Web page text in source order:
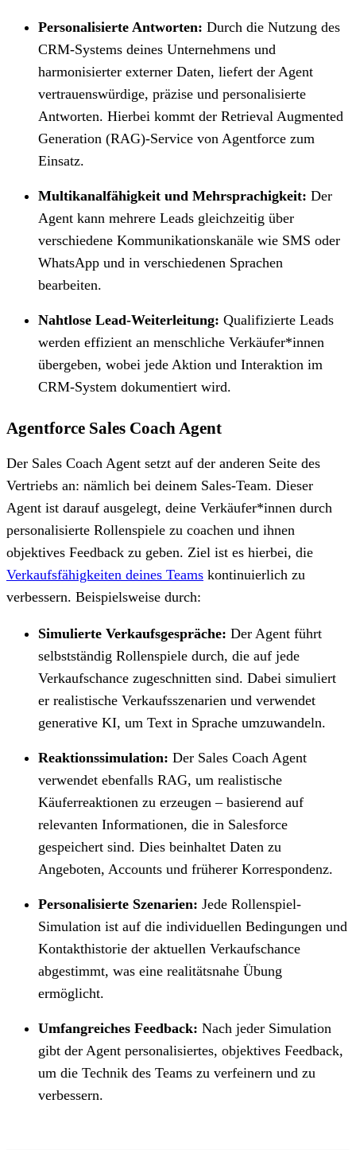
Personalisierte Antworten: Durch die Nutzung des
CRM-Systems deines Unternehmens und
harmonisierter externer Daten, liefert der Agent
vertrauenswürdige, präzise und personalisierte
Antworten. Hierbei kommt der Retrieval Augmented
Generation (RAG)-Service von Agentforce zum
Einsatz.
Multikanalfähigkeit und Mehrsprachigkeit: Der
Agent kann mehrere Leads gleichzeitig über
verschiedene Kommunikationskanäle wie SMS oder
WhatsApp und in verschiedenen Sprachen
bearbeiten.
Nahtlose Lead-Weiterleitung: Qualifizierte Leads
werden effizient an menschliche Verkäufer*innen
übergeben, wobei jede Aktion und Interaktion im
CRM-System dokumentiert wird.
Agentforce Sales Coach Agent
Der Sales Coach Agent setzt auf der anderen Seite des
Vertriebs an: nämlich bei deinem Sales-Team. Dieser
Agent ist darauf ausgelegt, deine Verkäufer*innen durch
personalisierte Rollenspiele zu coachen und ihnen
objektives Feedback zu geben. Ziel ist es hierbei, die
Verkaufsfähigkeiten deines Teams kontinuierlich zu
verbessern. Beispielsweise durch:
Simulierte Verkaufsgespräche: Der Agent führt
selbstständig Rollenspiele durch, die auf jede
Verkaufschance zugeschnitten sind. Dabei simuliert
er realistische Verkaufsszenarien und verwendet
generative KI, um Text in Sprache umzuwandeln.
Reaktionssimulation: Der Sales Coach Agent
verwendet ebenfalls RAG, um realistische
Käuferreaktionen zu erzeugen – basierend auf
relevanten Informationen, die in Salesforce
gespeichert sind. Dies beinhaltet Daten zu
Angeboten, Accounts und früherer Korrespondenz.
Personalisierte Szenarien: Jede Rollenspiel-
Simulation ist auf die individuellen Bedingungen und
Kontakthistorie der aktuellen Verkaufschance
abgestimmt, was eine realitätsnahe Übung
ermöglicht.
Umfangreiches Feedback: Nach jeder Simulation
gibt der Agent personalisiertes, objektives Feedback,
um die Technik des Teams zu verfeinern und zu
verbessern.